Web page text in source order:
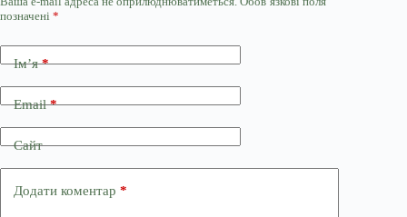
позначені *
Ім’я*
Email*
Сайт
Додати коментар *